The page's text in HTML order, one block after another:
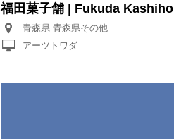
福田菓子舗 | Fukuda Kashiho
青森県 青森県その他
アーツトワダ